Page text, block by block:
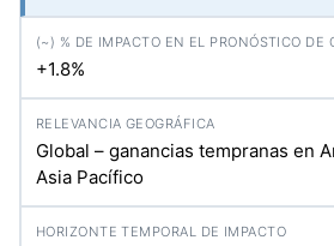
+1.8%
Global – ganancias tempranas en
Asia Pacífico